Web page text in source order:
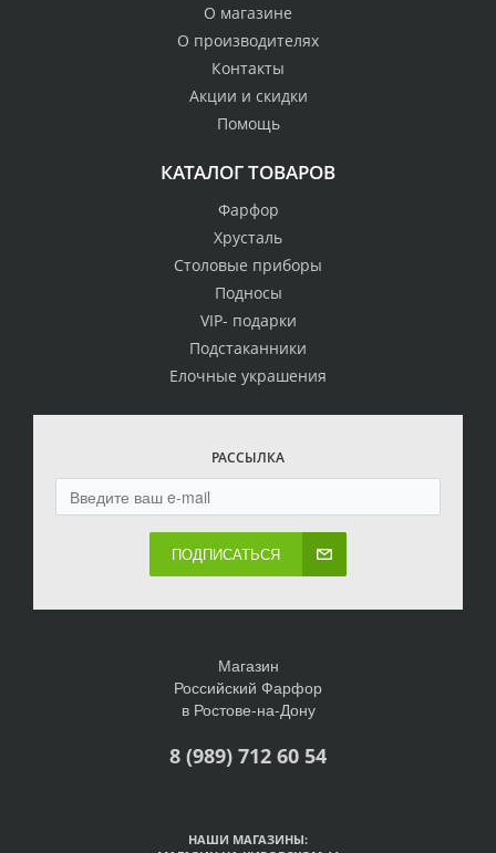
О магазине
О производителях
Контакты
Акции и скидки
Помощь
КАТАЛОГ ТОВАРОВ
Фарфор
Хрусталь
Столовые приборы
Подносы
VIP- подарки
Подстаканники
Елочные украшения
РАССЫЛКА
ПОДПИСАТЬСЯ
Магазин
Российский Фарфор
в Ростове-на-Дону
8 (989) 712 60 54
НАШИ МАГАЗИНЫ: